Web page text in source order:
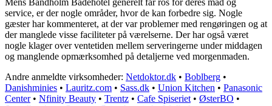
Mens Bandholm Badehotel generelt får ros for deres mad og
service, er der nogle områder, hvor de kan forbedre sig. Nogle
gæster har kommenteret, at der var problemer med rengøringen og at
der manglede visse faciliteter på værelserne. Der har også været
nogle klager over ventetiden mellem serveringerne under middagen
og manglende opmærksomhed på detaljerne ved morgenmaden.
Andre anmeldte virksomheder: Netdoktor.dk • Boblberg •
Danishminies • Lauritz.com • Sass.dk • Union Kitchen • Panasonic
Center• Nfinity Beauty • Trentz • Cafe Spiseriet • ØsterBO •